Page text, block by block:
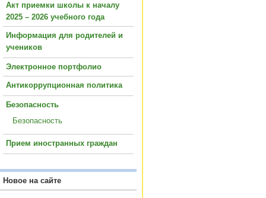
Акт приемки школы к началу
2025 – 2026 учебного года
Информация для родителей и
учеников
Электронное портфолио
Антикоррупционная политика
Безопасность
Безопасность
Прием иностранных граждан
Новое на сайте